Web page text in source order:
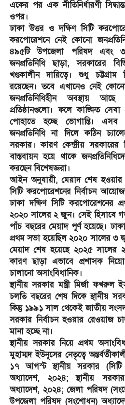
একের পর এক নীতিনির্ধারণী
ওপর।
ঢাকা উত্তর ও দক্ষিণ সিটি
করপোরেশনে নেই কোনো
৪৯৫টি উপজেলা পরিষদ এবং
জনপ্রতিনিধি ছাড়া, সরকারের
খণ্ডকালীন দায়িত্বে। শুধু
রয়েছেন। তবে এখানেও নেই
জনপ্রতিনিধিহীন অবস্থায়
প্রতিষ্ঠানগুলো। ফলে কাঙ্ক্ষিত
পোহাতে হচ্ছে ভোগান্তি। এসব
জনপ্রতিনিধি না দিলে কঠিন
সরকার। কারণ কেন্দ্রীয় সরকারের
বাস্তবায়ন হয়ে থাকে
করছেন বিশেষজ্ঞরা।
আইন অনুযায়ী, মেয়াদ শেষ হওয়ার
সিটি করপোরেশনের নির্বাচন
ঢাকা দক্ষিণ সিটি করপোরেশনের
২০২০ সালের ২ জুন। সেই হিসাবে
পাঁচ বছরের মেয়াদ পূর্ণ হয়েছে।
প্রথম সভা হয়েছিল ২০২০ সালের ৩
মেয়াদ শেষ হয়েছে ২০২৫
কারণ ছাড়া এভাবে প্রশাসক
চালানো অসাংবিধানিক।
স্থানীয় সরকার মন্ত্রী মির্জা
চলতি বছরের শেষ দিকে স্থানীয়
কিন্তু ১৯৯১ সাল থেকেই জাতীয় সংসদ
সরকার নির্বাচন হওয়ার রেওয়াজ
মানা হচ্ছে না।
স্থানীয় সরকার নিয়ে প্রথম
মুহাম্মদ ইউনূসের নেতৃত্বে
১৭ আগস্ট স্থানীয় সরকার
অধ্যাদেশ, ২০২৪; স্থানীয়
অধ্যাদেশ, ২০২৪; জেলা পরিষদ
উপজেলা পরিষদ (সংশোধন)